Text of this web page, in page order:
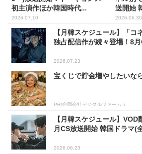
初主演作ほか韓国時代...
2026.07.10
送開始
2026.06.30
【月韓スケジュール】「コ
独占配信作が続々登場！8
2026.07.23
宝くじで貯金増やしたいな
PR(合同会社デジタルファーム )
【月韓スケジュール】
月CS放送開始 韓国ドラマ(
2026.06.23